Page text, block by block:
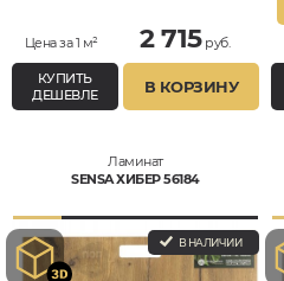
Цена за 1 м² 2 715руб.
КУПИТЬ
ДЕШЕВЛЕ
В КОРЗИНУ
Ламинат
SENSA ХИБЕР 56184
В НАЛИЧИИ